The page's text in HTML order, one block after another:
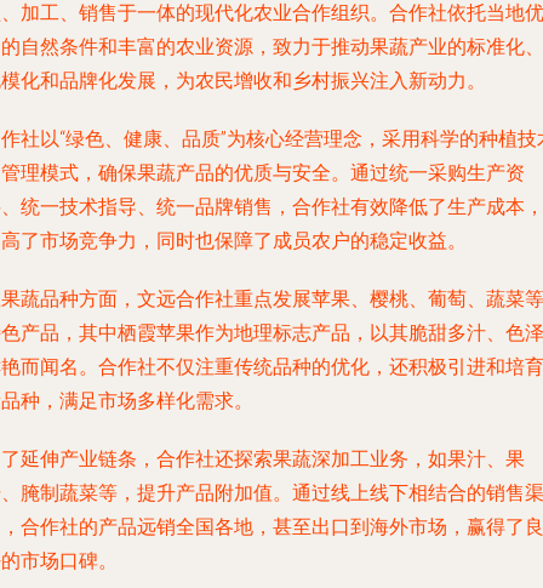
加工、销售于一体的现代化农业合作组织。合作社依托当地优
自然条件和丰富的农业资源，致力于推动果蔬产业的标准化、
化和品牌化发展，为农民增收和乡村振兴注入新动力。
社以“绿色、健康、品质”为核心经营理念，采用科学的种植技
理模式，确保果蔬产品的优质与安全。通过统一采购生产资
统一技术指导、统一品牌销售，合作社有效降低了生产成本，
了市场竞争力，同时也保障了成员农户的稳定收益。
蔬品种方面，文远合作社重点发展苹果、樱桃、葡萄、蔬菜等
产品，其中栖霞苹果作为地理标志产品，以其脆甜多汁、色泽
而闻名。合作社不仅注重传统品种的优化，还积极引进和培育
种，满足市场多样化需求。
延伸产业链条，合作社还探索果蔬深加工业务，如果汁、果
腌制蔬菜等，提升产品附加值。通过线上线下相结合的销售渠
合作社的产品远销全国各地，甚至出口到海外市场，赢得了良
市场口碑。